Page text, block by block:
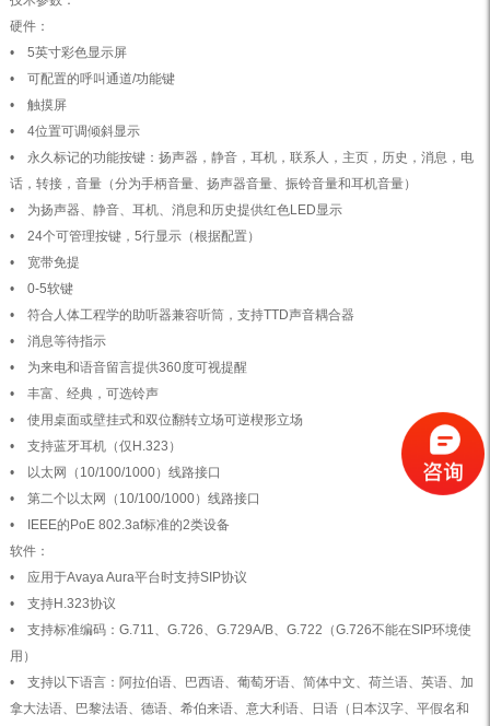
硬件：
• 5英寸彩色显示屏
• 可配置的呼叫通道/功能键
• 触摸屏
• 4位置可调倾斜显示
• 永久标记的功能按键：扬声器，静音，耳机，联系人，主页，历史，消息，电
话，转接，音量（分为手柄音量、扬声器音量、振铃音量和耳机音量）
• 为扬声器、静音、耳机、消息和历史提供红色LED显示
• 24个可管理按键，5行显示（根据配置）
• 宽带免提
• 0-5软键
• 符合人体工程学的助听器兼容听筒，支持TTD声音耦合器
• 消息等待指示
• 为来电和语音留言提供360度可视提醒
• 丰富、经典，可选铃声
• 使用桌面或壁挂式和双位翻转立场可逆楔形立场
• 支持蓝牙耳机（仅H.323）
• 以太网（10/100/1000）线路接口
• 第二个以太网（10/100/1000）线路接口
• IEEE的PoE 802.3af标准的2类设备
软件：
• 应用于Avaya Aura平台时支持SIP协议
• 支持H.323协议
• 支持标准编码：G.711、G.726、G.729A/B、G.722（G.726不能在SIP环境使
用）
• 支持以下语言：阿拉伯语、巴西语、葡萄牙语、简体中文、荷兰语、英语、加
拿大法语、巴黎法语、德语、希伯来语、意大利语、日语（日本汉字、平假名和